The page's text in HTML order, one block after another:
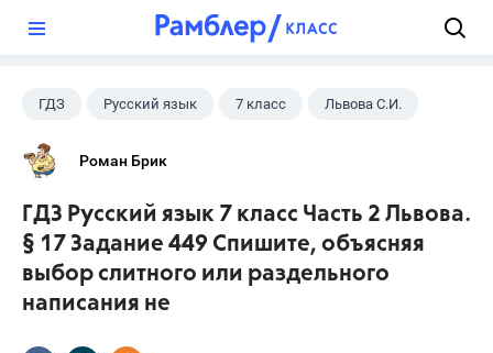
ГДЗ Русский язык 7 класс Львова С.И.
Роман Брик
ГДЗ Русский язык 7 класс Часть 2 Львова.
§ 17 Задание 449 Спишите, объясняя
выбор слитного или раздельного
написания не